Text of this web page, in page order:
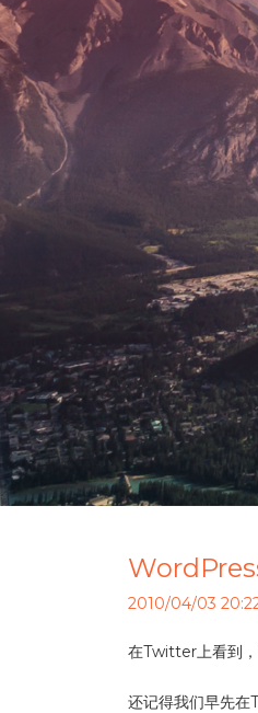
2010/04/03
在Twitter上看到
还记得我们早先在